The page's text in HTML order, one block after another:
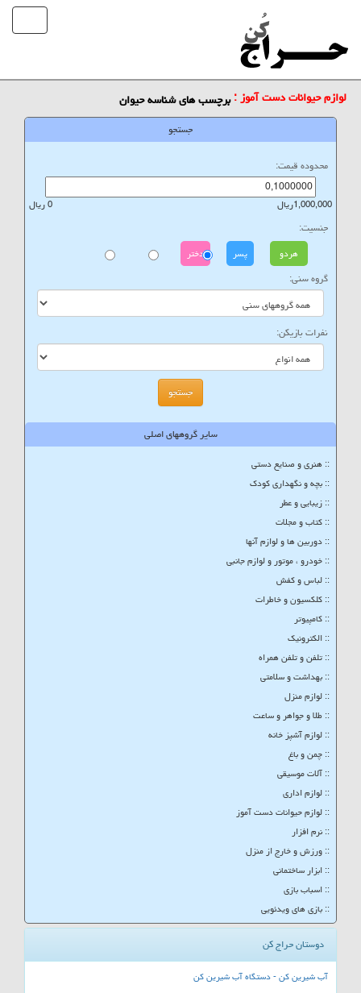
لوازم حیوانات دست آموز :برچسب های شناسه حیوان
جستجو
محدوده قیمت:
1,000,000ریال 0 ریال
جنسیت:
هردو پسر دختر
گروه سنی:
نفرات بازیکن:
سایر گروههای اصلی
:: هنری و صنایع دستی
:: بچه و نگهداری کودک
:: زیبایی و عطر
:: کتاب و مجلات
:: دوربین ها و لوازم آنها
:: خودرو ، موتور و لوازم جانبی
:: لباس و کفش
:: کلکسیون و خاطرات
:: کامپیوتر
:: الکترونیک
:: تلفن و تلفن همراه
:: بهداشت و سلامتی
:: لوازم منزل
:: طلا و جواهر و ساعت
:: لوازم آشپز خانه
:: چمن و باغ
:: آلات موسیقی
:: لوازم اداری
:: لوازم حیوانات دست آموز
:: نرم افزار
:: ورزش و خارج از منزل
:: ابزار ساختمانی
:: اسباب بازی
:: بازی های ویدئویی
دوستان حراج کن
آب شیرین کن - دستگاه آب شیرین کن